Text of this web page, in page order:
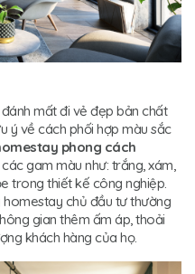
mất đi vẻ đẹp bản chất
ý về cách phối hợp màu sắc
phong cách
gam màu như: trắng, xám,
trong thiết kế công nghiệp.
chủ đầu tư thường
gian thêm ấm áp, thoải
khách hàng của họ.